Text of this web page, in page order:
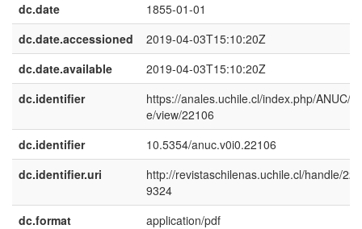
dc.date
1855-01-01
dc.date.accessioned
2019-04-03T15:10:20Z
dc.date.available
2019-04-03T15:10:20Z
dc.identifier
https://anales.uchile.cl/index.php/ANUC/
e/view/22106
dc.identifier
10.5354/anuc.v0i0.22106
dc.identifier.uri
http://revistaschilenas.uchile.cl/handle/
9324
dc.format
application/pdf